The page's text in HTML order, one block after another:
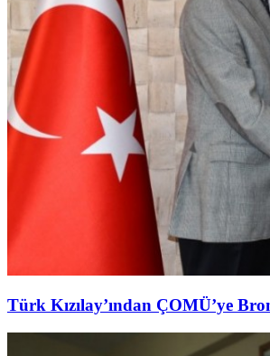
Türk Kızılay’ından ÇOMÜ’ye